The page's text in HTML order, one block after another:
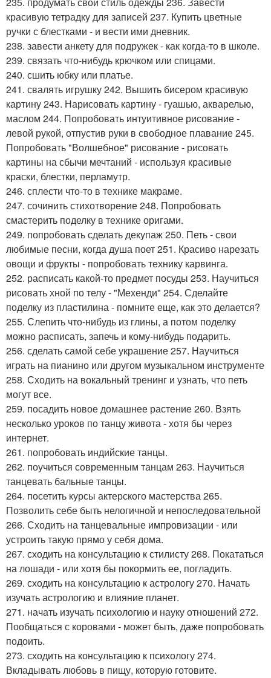
красивую тетрадку для записей 237. Купить цветные
ручки с блестками - и вести ими дневник.
238. завести анкету для подружек - как когда-то в школе.
239. связать что-нибудь крючком или спицами.
240. сшить юбку или платье.
241. свалять игрушку 242. Вышить бисером красивую
картину 243. Нарисовать картину - гуашью, акварелью,
маслом 244. Попробовать интуитивное рисование -
левой рукой, отпустив руки в свободное плавание 245.
Попробовать "Волшебное" рисование - рисовать
картины на сбычи мечтаний - используя красивые
краски, блестки, перламутр.
246. сплести что-то в технике макраме.
247. сочинить стихотворение 248. Попробовать
смастерить поделку в технике оригами.
249. попробовать сделать декупаж 250. Петь - свои
любимые песни, когда душа поет 251. Красиво нарезать
овощи и фрукты - попробовать технику карвинга.
252. расписать какой-то предмет посуды 253. Научиться
рисовать хной по телу - "Мехенди" 254. Сделайте
поделку из пластилина - помните еще, как это делается?
255. Слепить что-нибудь из глины, а потом поделку
можно расписать, запечь и кому-нибудь подарить.
256. сделать самой себе украшение 257. Научиться
играть на пианино или другом музыкальном инструменте
258. Сходить на вокальный тренинг и узнать, что петь
могут все.
259. посадить новое домашнее растение 260. Взять
несколько уроков по танцу живота - хотя бы через
интернет.
261. попробовать индийские танцы.
262. поучиться современным танцам 263. Научиться
танцевать бальные танцы.
264. посетить курсы актерского мастерства 265.
Позволить себе быть нелогичной и непоследовательной
266. Сходить на танцевальные импровизации - или
устроить такую прямо у себя дома.
267. сходить на консультацию к стилисту 268. Покататься
на лошади - или хотя бы покормить ее, погладить.
269. сходить на консультацию к астрологу 270. Начать
изучать астрологию и влияние планет.
271. начать изучать психологию и науку отношений 272.
Пообщаться с коровами - может быть, даже попробовать
подоить.
273. сходить на консультацию к психологу 274.
Вкладывать любовь в пищу, которую готовите.